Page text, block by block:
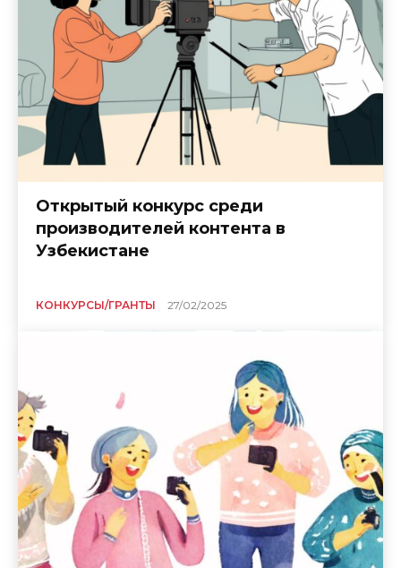
Открытый конкурс среди
производителей контента в
Узбекистане
КОНКУРСЫ/ГРАНТЫ 27/02/2025